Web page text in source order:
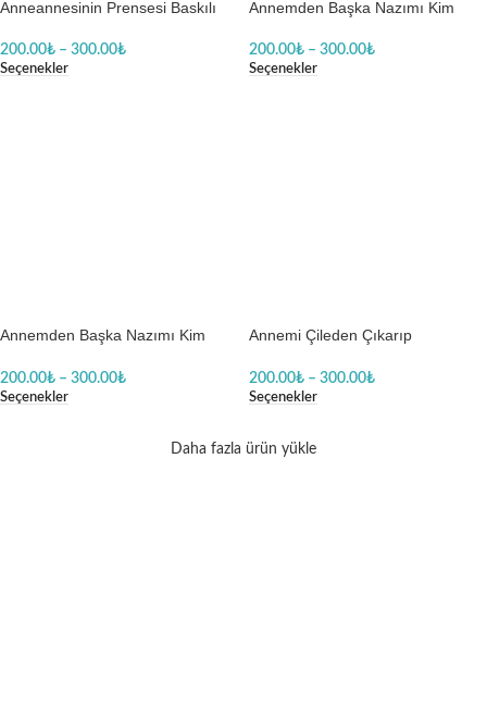
Anneannesinin Prensesi Baskılı
200.00₺ – 300.00₺
Seçenekler
Annemden Başka Nazımı Kim
Bebek Body Baskılı Zıbın
200.00₺ – 300.00₺
Seçenekler
Annemden Başka Nazımı Kim
Bebek Body Baskılı Zıbın
200.00₺ – 300.00₺
Seçenekler
Annemi Çileden Çıkarıp
Baskılı Zıbın
200.00₺ – 300.00₺
Seçenekler
Daha fazla ürün yükle